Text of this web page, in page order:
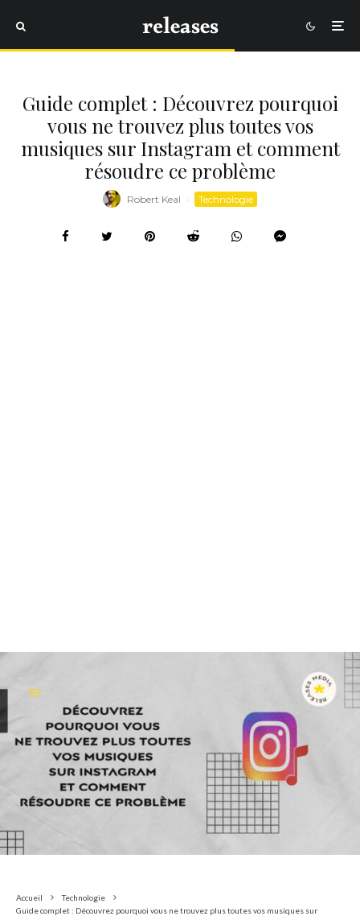
Guide complet : Découvrez pourquoi
vous ne trouvez plus toutes vos
musiques sur Instagram et comment
résoudre ce problème
Robert Keal · Technologie
Accueil
Technologie
Guide complet : Découvrez pourquoi vous ne trouvez plus toutes vos musiques sur